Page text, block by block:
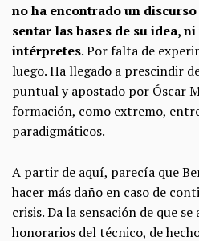
no ha encontrado un
sentar las bases de su idea,
intérpretes. Por falta de
luego. Ha llegado a prescindir
puntual y apostado por Óscar
formación, como extremo,
paradigmáticos.
A partir de aquí, parecía que
hacer más daño en caso de
crisis. Da la sensación de que
honorarios del técnico, de